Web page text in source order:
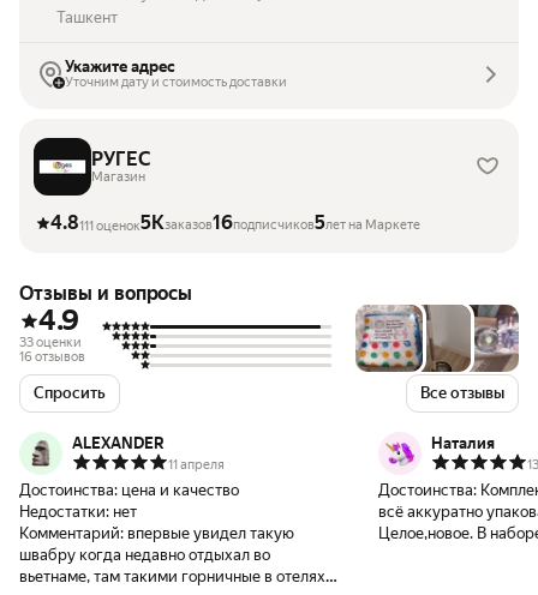
Ташкент
Укажите адрес
Уточним дату и стоимость доставки
РУГЕС
Магазин
4.8111 оценок5Kзаказов16подписчиков5лет на Маркете
Отзывы и вопросы
4.9
33 оценки
16 отзывов
Спросить Все отзывы
ALEXANDER
11 апреля
Достоинства: цена и качество
Недостатки: нет
Комментарий: впервые увидел такую
швабру когда недавно отдыхал во
вьетнаме, там такими горничные в отелях
Наталия
Достоинства:
всё аккуратно
Целое,новое. В